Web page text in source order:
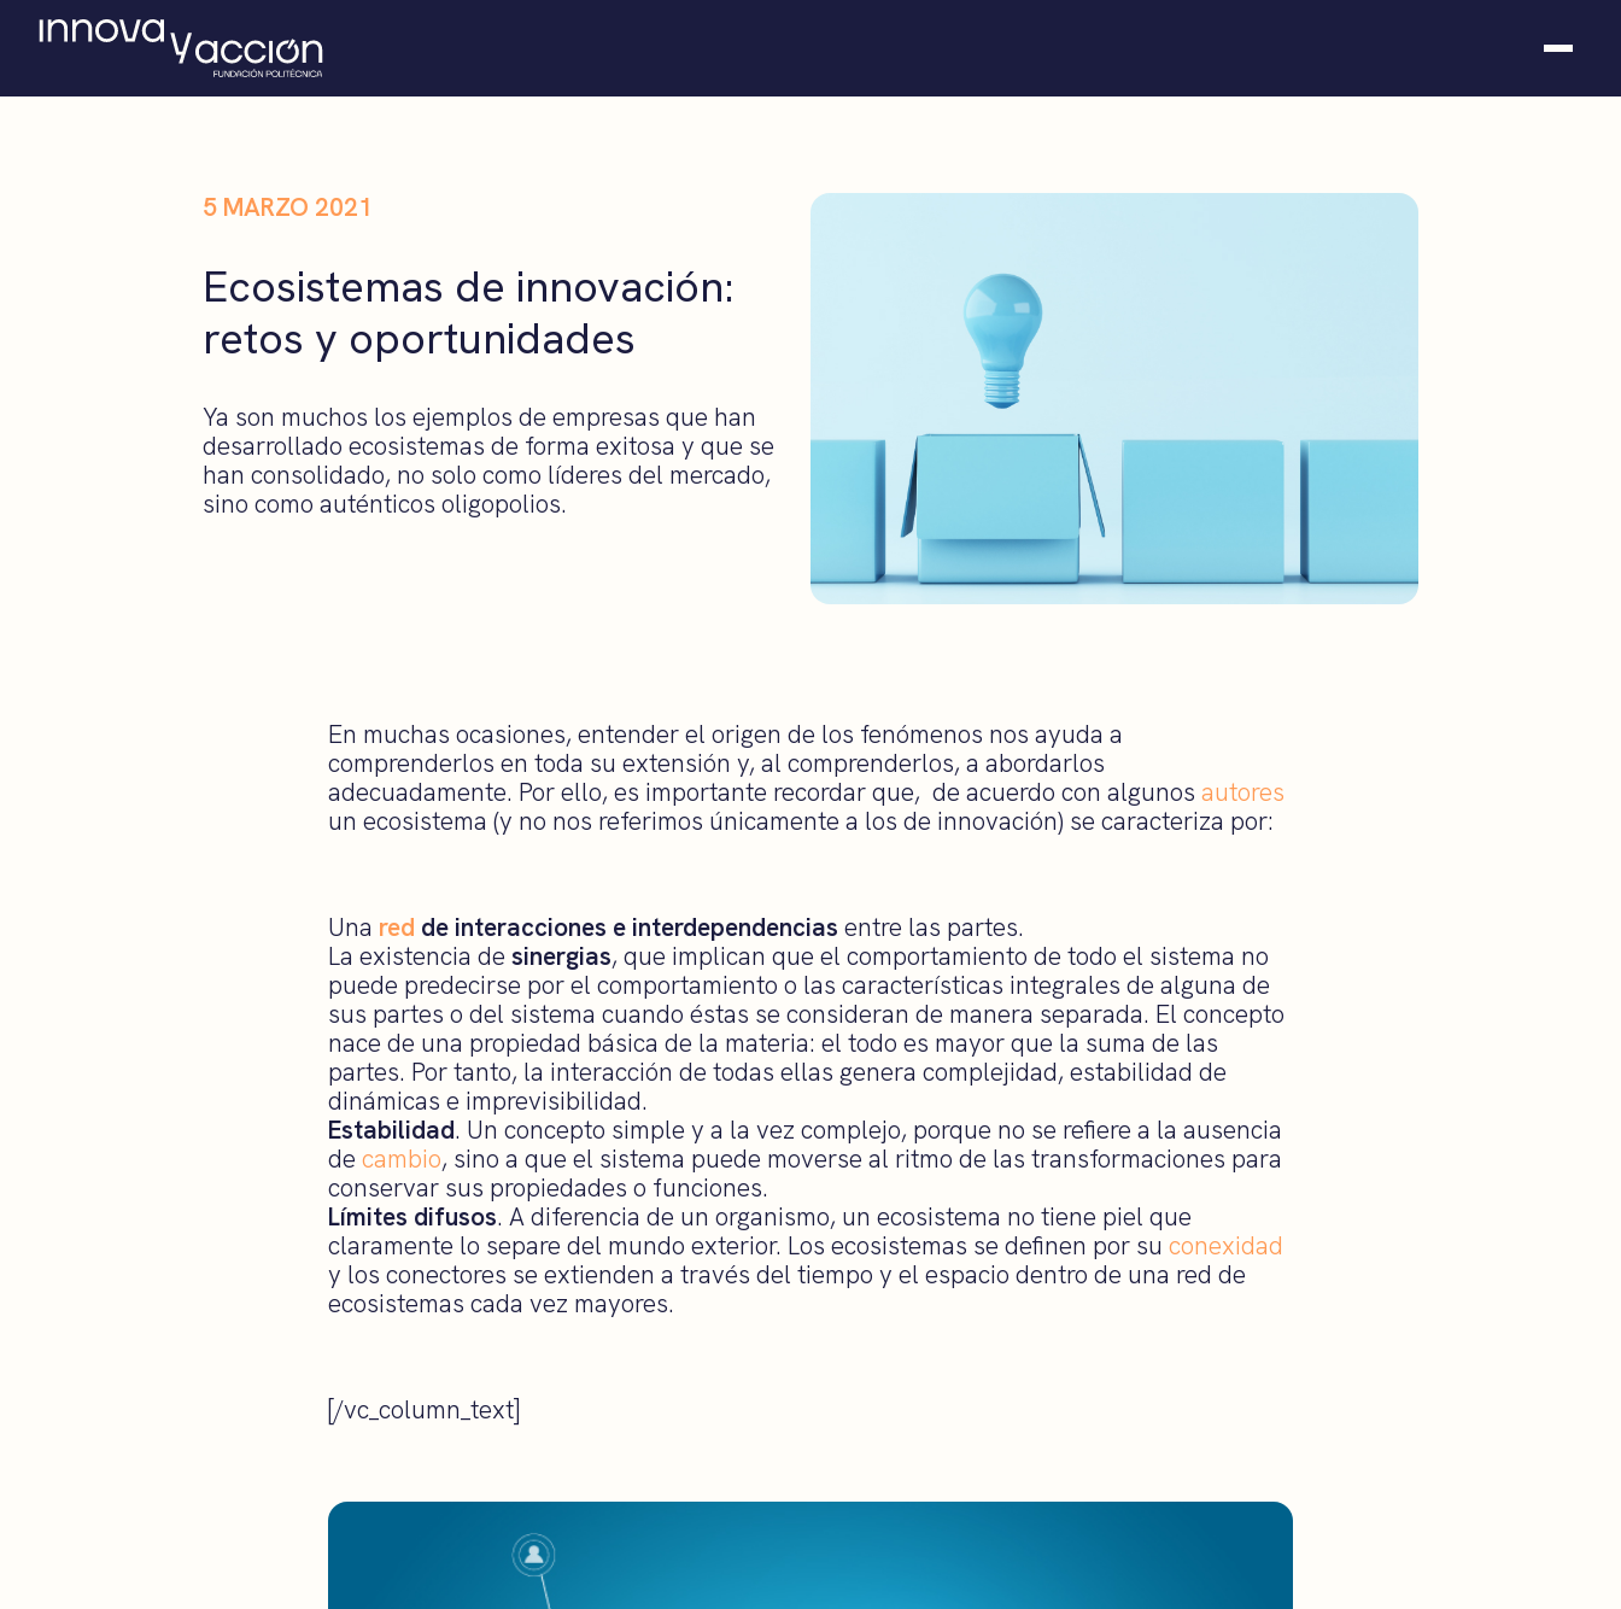
5 MARZO 2021
Ecosistemas de innovación:
retos y oportunidades
Ya son muchos los ejemplos de empresas que han
desarrollado ecosistemas de forma exitosa y que se
han consolidado, no solo como líderes del mercado,
sino como auténticos oligopolios.
En muchas ocasiones, entender el origen de los fenómenos nos ayuda a
comprenderlos en toda su extensión y, al comprenderlos, a abordarlos
adecuadamente. Por ello, es importante recordar que, de acuerdo con algunos autores
un ecosistema (y no nos referimos únicamente a los de innovación) se caracteriza por:
Una red de interacciones e interdependencias entre las partes.
La existencia de sinergias, que implican que el comportamiento de todo el sistema no
puede predecirse por el comportamiento o las características integrales de alguna de
sus partes o del sistema cuando éstas se consideran de manera separada. El concepto
nace de una propiedad básica de la materia: el todo es mayor que la suma de las
partes. Por tanto, la interacción de todas ellas genera complejidad, estabilidad de
dinámicas e imprevisibilidad.
Estabilidad. Un concepto simple y a la vez complejo, porque no se refiere a la ausencia
de cambio, sino a que el sistema puede moverse al ritmo de las transformaciones para
conservar sus propiedades o funciones.
Límites difusos. A diferencia de un organismo, un ecosistema no tiene piel que
claramente lo separe del mundo exterior. Los ecosistemas se definen por su conexidad
y los conectores se extienden a través del tiempo y el espacio dentro de una red de
ecosistemas cada vez mayores.
[/vc_column_text]